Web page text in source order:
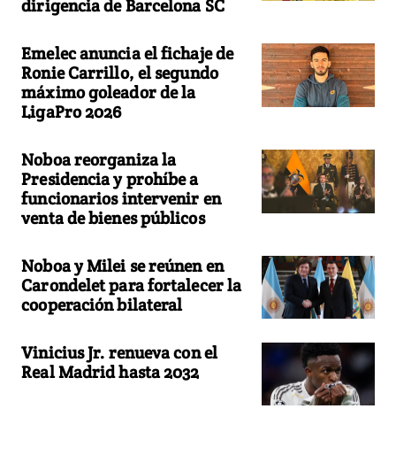
dirigencia de Barcelona SC
Emelec anuncia el fichaje de
Ronie Carrillo, el segundo
máximo goleador de la
LigaPro 2026
Noboa reorganiza la
Presidencia y prohíbe a
funcionarios intervenir en
venta de bienes públicos
Noboa y Milei se reúnen en
Carondelet para fortalecer la
cooperación bilateral
Vinicius Jr. renueva con el
Real Madrid hasta 2032